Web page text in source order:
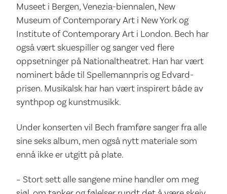
Museet i Bergen, Venezia-biennalen, New
Museum of Contemporary Art i New York og
Institute of Contemporary Art i London. Bech har
også vært skuespiller og sanger ved flere
oppsetninger på Nationaltheatret. Han har vært
nominert både til Spellemannpris og Edvard-
prisen. Musikalsk har han vært inspirert både av
synthpop og kunstmusikk.
Under konserten vil Bech framføre sanger fra alle
sine seks album, men også nytt materiale som
ennå ikke er utgitt på plate.
– Stort sett alle sangene mine handler om meg